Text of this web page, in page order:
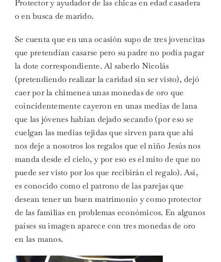
Protector y ayudador de las chicas en edad casadera
o en busca de marido.
Se cuenta que en una ocasión supo de tres jovencitas
que pretendían casarse pero su padre no podía pagar
la dote correspondiente. Al saberlo Nicolás
(pretendiendo realizar la caridad sin ser visto), dejó
caer por la chimenea unas monedas de oro que
coincidentemente cayeron en unas medias de lana
que las jóvenes habían dejado secando (por eso se
cuelgan las medias tejidas que sirven para que ahí
nos deje a nosotros los regalos que el niño Jesús nos
manda desde el cielo, y por eso es el mito de que no
puede ser visto por los que recibirán el regalo). Así,
es conocido como el patrono de las parejas que
desean tener un buen matrimonio y como protector
de las familias en problemas económicos. En algunos
países su imagen aparece con tres monedas de oro
en las manos.